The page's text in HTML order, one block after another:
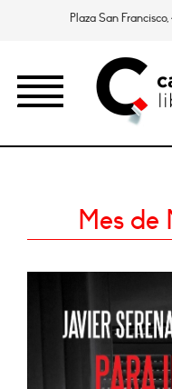
Plaza San
Mes de